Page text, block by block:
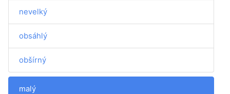
nevelký
obsáhlý
obšírný
malý